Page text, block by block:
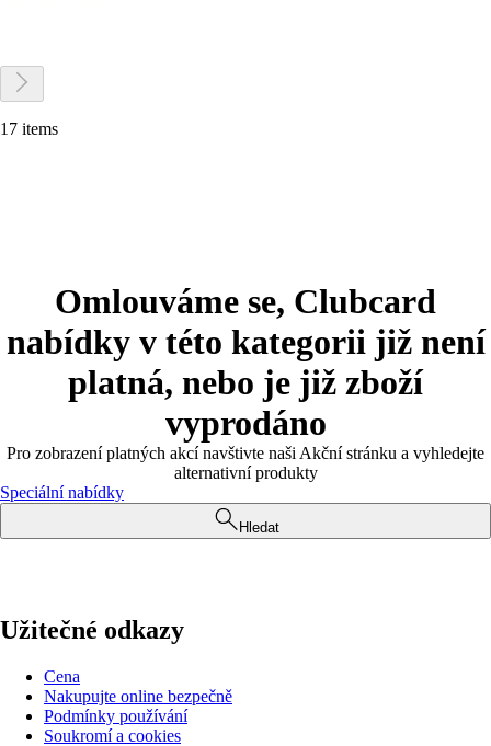
17 items
Omlouváme se, Clubcard
nabídky v této kategorii již není
platná, nebo je již zboží
vyprodáno
Pro zobrazení platných akcí navštivte naši Akční stránku a vyhledejte
alternativní produkty
Speciální nabídky
Hledat
Užitečné odkazy
Cena
Nakupujte online bezpečně
Podmínky používání
Soukromí a cookies